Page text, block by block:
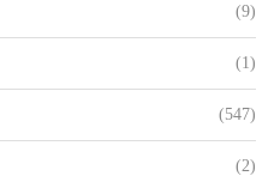
(9)
(1)
(547)
(2)